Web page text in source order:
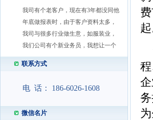
起
我司有个老客户，现在有3年都没同他
年底做报表时，由于客户资料太多，
我司与很多行业做生意，如服装业，
我们公司有个新业务员，我想让一个
联系方式
电 话： 186-6026-1608
微信名片